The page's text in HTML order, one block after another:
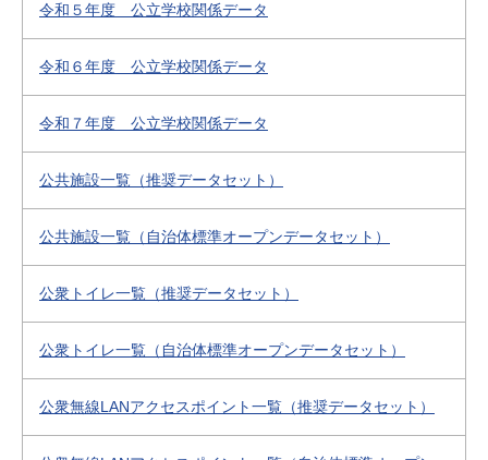
令和５年度 公立学校関係データ
令和６年度 公立学校関係データ
令和７年度 公立学校関係データ
公共施設一覧（推奨データセット）
公共施設一覧（自治体標準オープンデータセット）
公衆トイレ一覧（推奨データセット）
公衆トイレ一覧（自治体標準オープンデータセット）
公衆無線LANアクセスポイント一覧（推奨データセット）